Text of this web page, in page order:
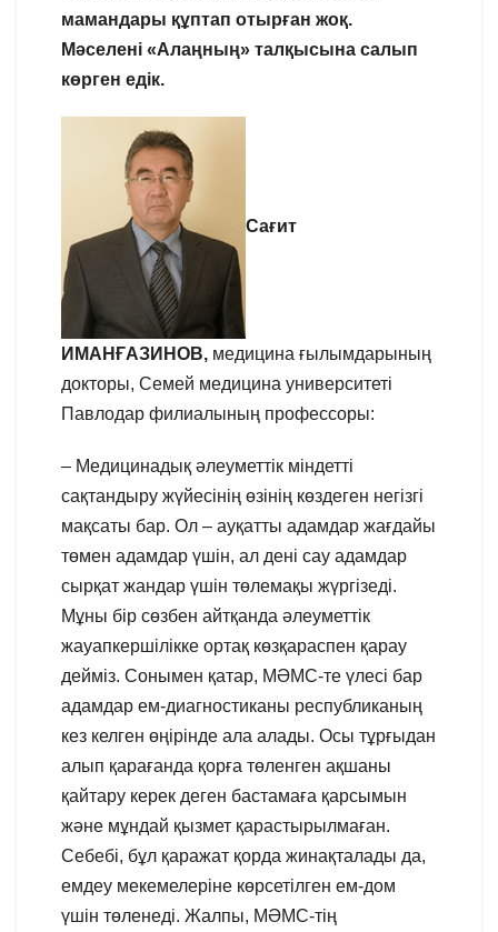
мамандары құптап отырған жоқ.
Мәселені «Алаңның» талқысына салып
көрген едік.
Сағит
ИМАНҒАЗИНОВ, медицина ғылымдарының
докторы, Семей медицина университеті
Павлодар филиалының профессоры:
– Медицинадық әлеуметтік міндетті
сақтандыру жүйесінің өзінің көздеген негізгі
мақсаты бар. Ол – ауқатты адамдар жағдайы
төмен адамдар үшін, ал дені сау адамдар
сырқат жандар үшін төлемақы жүргізеді.
Мұны бір сөзбен айтқанда әлеуметтік
жауапкершілікке ортақ көзқараспен қарау
дейміз. Сонымен қатар, МӘМС-те үлесі бар
адамдар ем-диагностиканы республиканың
кез келген өңірінде ала алады. Осы тұрғыдан
алып қарағанда қорға төленген ақшаны
қайтару керек деген бастамаға қарсымын
және мұндай қызмет қарастырылмаған.
Себебі, бұл қаражат қорда жинақталады да,
емдеу мекемелеріне көрсетілген ем-дом
үшін төленеді. Жалпы, МӘМС-тің